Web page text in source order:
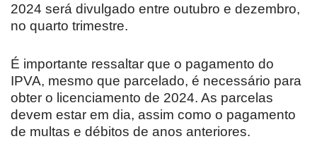
2024 será divulgado entre outubro e dezembro,
no quarto trimestre.
É importante ressaltar que o pagamento do
IPVA, mesmo que parcelado, é necessário para
obter o licenciamento de 2024. As parcelas
devem estar em dia, assim como o pagamento
de multas e débitos de anos anteriores.